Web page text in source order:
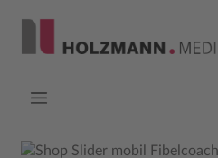
Bildergalerie überspringen